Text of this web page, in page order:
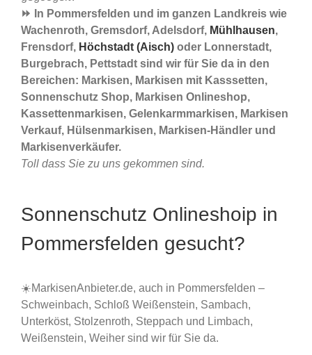
⏩ In Pommersfelden und im ganzen Landkreis wie
Wachenroth, Gremsdorf, Adelsdorf, Mühlhausen,
Frensdorf, Höchstadt (Aisch) oder Lonnerstadt,
Burgebrach, Pettstadt sind wir für Sie da in den
Bereichen: Markisen, Markisen mit Kasssetten,
Sonnenschutz Shop, Markisen Onlineshop,
Kassettenmarkisen, Gelenkarmmarkisen, Markisen
Verkauf, Hülsenmarkisen, Markisen-Händler und
Markisenverkäufer.
Toll dass Sie zu uns gekommen sind.
Sonnenschutz Onlineshoip in
Pommersfelden gesucht?
☀️MarkisenAnbieter.de, auch in Pommersfelden –
Schweinbach, Schloß Weißenstein, Sambach,
Unterköst, Stolzenroth, Steppach und Limbach,
Weißenstein, Weiher sind wir für Sie da.